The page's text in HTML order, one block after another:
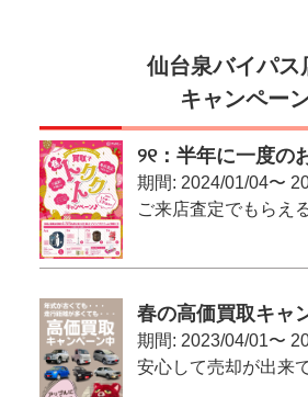
仙台泉バイパス
キャンペー
期間: 2024/01/04〜
春の高価買取キャ
期間: 2023/04/01〜